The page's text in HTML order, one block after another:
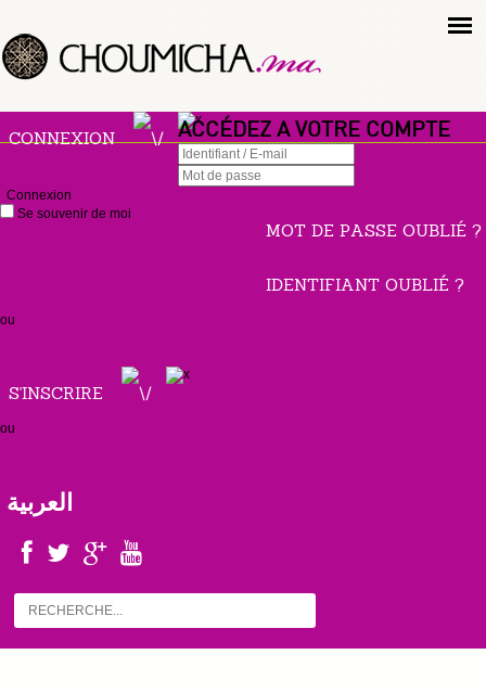
CONNEXION ACCÉDEZ A VOTRE COMPTE
Connexion
Se souvenir de moi
MOT DE PASSE OUBLIÉ ?
IDENTIFIANT OUBLIÉ ?
ou
S'INSCRIRE
ou
العربية